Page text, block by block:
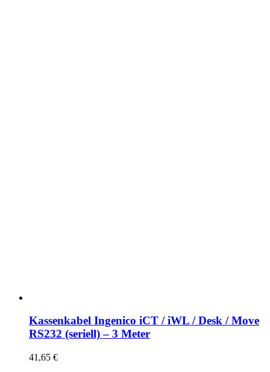
Kassenkabel Ingenico iCT / iWL / Desk / Move
RS232 (seriell) – 3 Meter
41,65 €